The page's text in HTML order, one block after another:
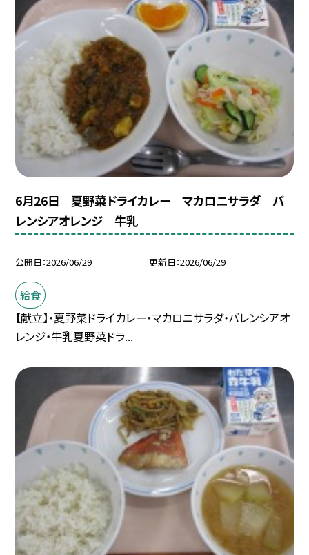
6月26日 夏野菜ドライカレー マカロニサラダ バ
レンシアオレンジ 牛乳
公開日 2026/06/29 更新日 2026/06/29
給食
【献立】・夏野菜ドライカレー・マカロニサラダ・バレンシアオ
レンジ・牛乳夏野菜ドラ...